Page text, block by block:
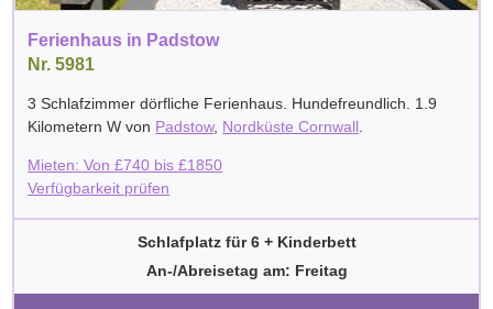
Ferienhaus in Padstow
Nr. 5981
3 Schlafzimmer dörfliche Ferienhaus. Hundefreundlich. 1.9
Kilometern W von Padstow, Nordküste Cornwall
Mieten: Von£740 bis£1850
Verfügbarkeit prüfen
Schlafplatz für 6 + Kinderbett
An-/Abreisetag am: Freitag